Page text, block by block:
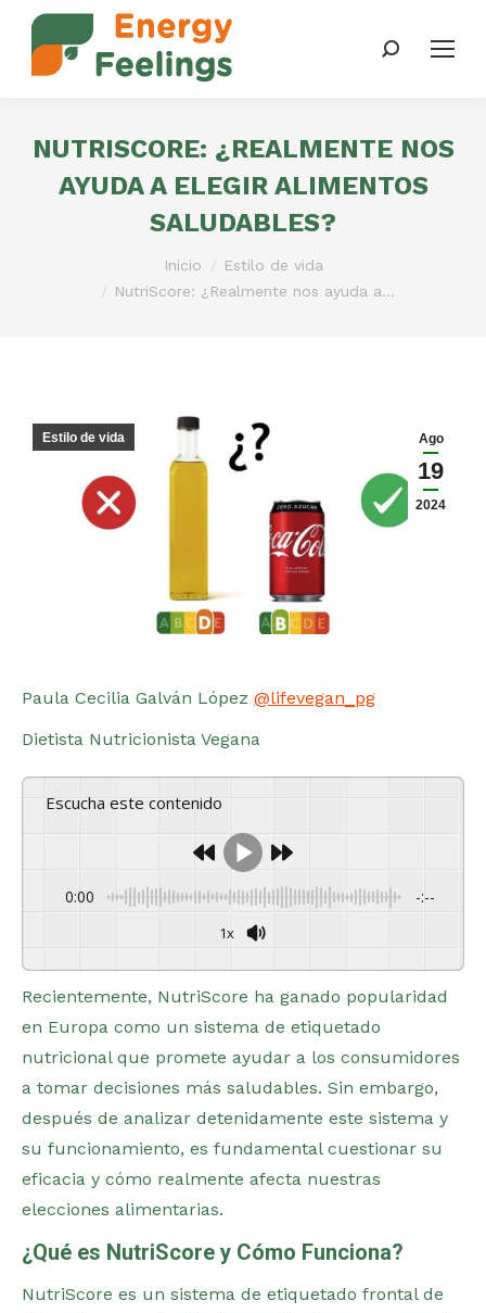
Buscar:
NUTRISCORE: ¿REALMENTE NOS
AYUDA A ELEGIR ALIMENTOS
SALUDABLES?
Inicio
Estilo de vida
NutriScore: ¿Realmente nos ayuda a…
Ago
19
2024
Estilo de vida
Paula Cecilia Galván López @lifevegan_pg
Dietista Nutricionista Vegana
Escucha este contenido
0:00 -:--
1x
Recientemente, NutriScore ha ganado popularidad
en Europa como un sistema de etiquetado
nutricional que promete ayudar a los consumidores
a tomar decisiones más saludables. Sin embargo,
después de analizar detenidamente este sistema y
su funcionamiento, es fundamental cuestionar su
eficacia y cómo realmente afecta nuestras
elecciones alimentarias.
¿Qué es NutriScore y Cómo Funciona?
NutriScore es un sistema de etiquetado frontal de